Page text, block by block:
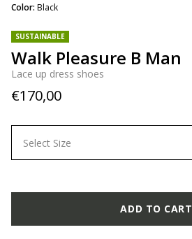
SUSTAINABLE
Walk Pleasure B Man
Lace up dress shoes
€170,00
Color: Black
Select Size
ADD TO CART